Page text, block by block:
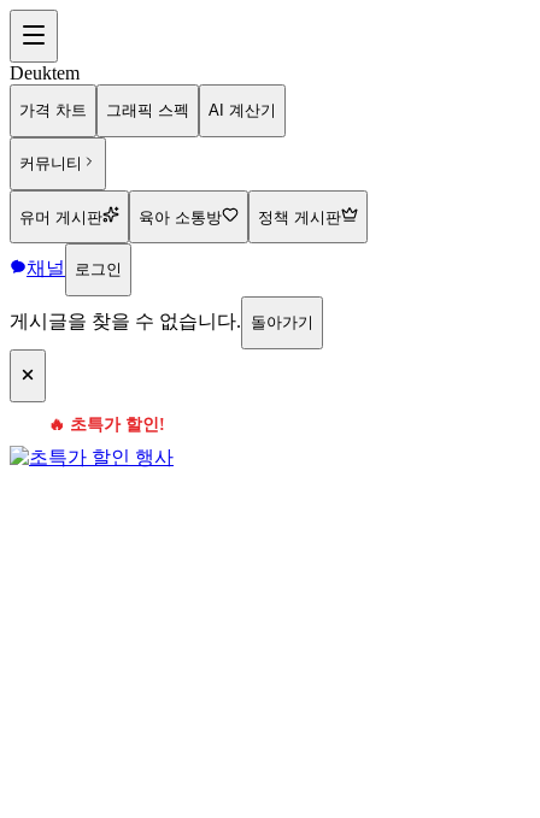
Deuktem
가격 차트 그래픽 스펙 AI 계산기
커뮤니티
유머 게시판 육아 소통방 정책 게시판
채널 로그인
게시글을 찾을 수 없습니다. 돌아가기
🔥 초특가 할인!